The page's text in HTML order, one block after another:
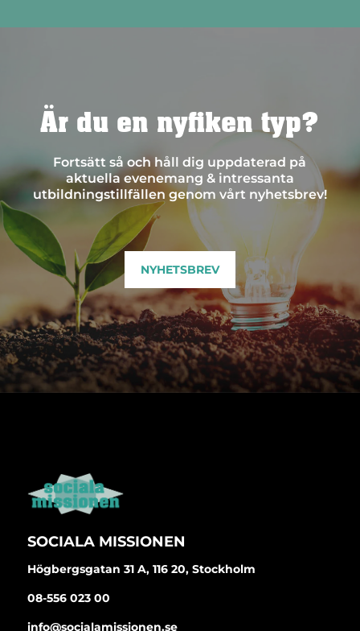
Är du en nyfiken typ?
Fortsätt så och håll dig uppdaterad på
aktuella evenemang & intressanta
utbildningstillfällen genom vårt nyhetsbrev!
NYHETSBREV
SOCIALA MISSIONEN
Högbergsgatan 31 A, 116 20, Stockholm
08-556 023 00
info@socialamissionen.se